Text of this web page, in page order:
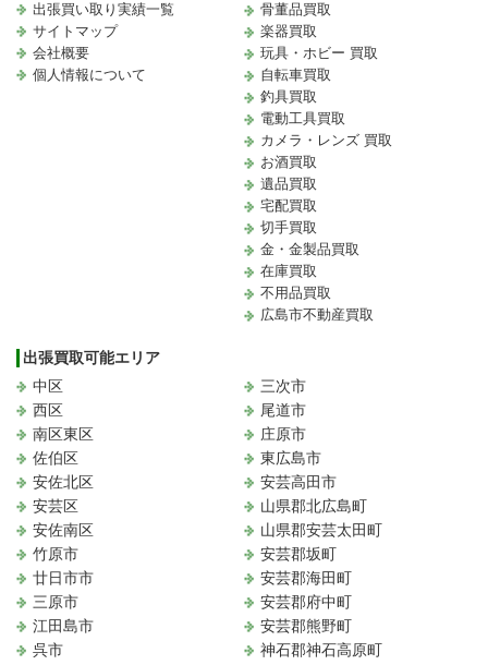
出張買い取り実績一覧
サイトマップ
会社概要
個人情報について
骨董品買取
楽器買取
玩具・ホビー 買取
自転車買取
釣具買取
電動工具買取
カメラ・レンズ 買取
お酒買取
遺品買取
宅配買取
切手買取
金・金製品買取
在庫買取
不用品買取
広島市不動産買取
出張買取可能エリア
中区
西区
南区東区
佐伯区
安佐北区
安芸区
安佐南区
竹原市
廿日市市
三原市
江田島市
呉市
三次市
尾道市
庄原市
東広島市
安芸高田市
山県郡北広島町
山県郡安芸太田町
安芸郡坂町
安芸郡海田町
安芸郡府中町
安芸郡熊野町
神石郡神石高原町